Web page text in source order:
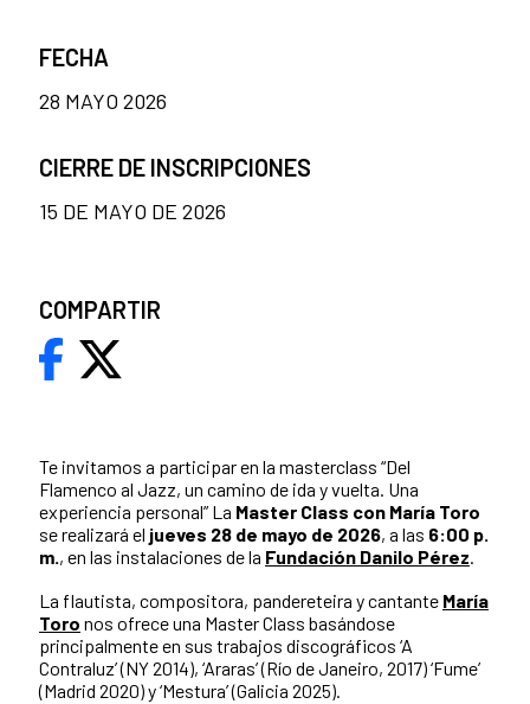
Te invitamos a participar en la masterclass “Del
Flamenco al Jazz, un camino de ida y vuelta. Una
experiencia personal” La Master Class con María Toro
se realizará el jueves 28 de mayo de 2026, a las 6:00 p.
m., en las instalaciones de la Fundación Danilo Pérez.
La flautista, compositora, pandereteira y cantante María
Toro nos ofrece una Master Class basándose
principalmente en sus trabajos discográficos ‘A
Contraluz’ (NY 2014), ‘Araras’ (Río de Janeiro, 2017) ‘Fume’
(Madrid 2020) y ‘Mestura’ (Galicia 2025).
FECHA
28 MAYO 2026
CIERRE DE INSCRIPCIONES
15 DE MAYO DE 2026
COMPARTIR